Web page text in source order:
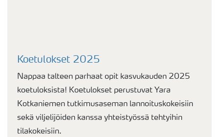
Koetulokset 2025
Nappaa talteen parhaat opit kasvukauden 2025
koetuloksista! Koetulokset perustuvat Yara
Kotkaniemen tutkimusaseman lannoituskokeisiin
sekä viljelijöiden kanssa yhteistyössä tehtyihin
tilakokeisiin.